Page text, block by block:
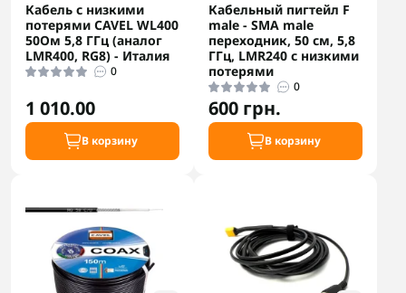
Кабель с низкими
потерями CAVEL WL400
50Ом 5,8 ГГц (аналог
LMR400, RG8) - Италия
0
1 010.00
В корзину
Кабельный пигтейл F
male - SMA male
переходник, 50 см, 5,8
ГГц, LMR240 с низкими
потерями
0
600 грн.
В корзину